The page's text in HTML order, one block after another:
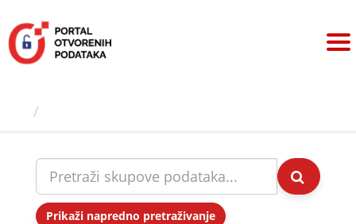
sadržaj
Prikaži napredno pretraživanje